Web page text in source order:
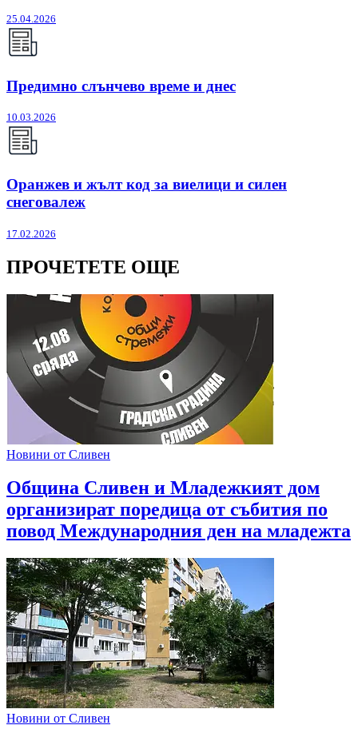
25.04.2026
Предимно слънчево време и днес
10.03.2026
Оранжев и жълт код за виелици и силен
снеговалеж
17.02.2026
ПРОЧЕТЕТЕ ОЩЕ
Новини от Сливен
Община Сливен и Младежкият дом
организират поредица от събития по
повод Международния ден на младежта
Новини от Сливен